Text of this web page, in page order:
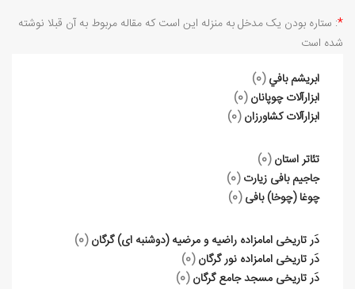
*: ستاره بودن ﯾﮏ ﻣﺪﺧﻞ ﺑﻪ ﻣﻨﺰﻟﻪ اﯾﻦ اﺳﺖ ﮐﻪ ﻣﻘﺎﻟﻪ ﻣﺮﺑﻮط ﺑﻪ آن ﻗﺒﻼ ﻧﻮﺷﺘﻪ
ﺷﺪه اﺳت
ابريشم بافي (0)
ابزارآلات چوپانان (0)
ابزارآلات کشاورزان (0)
تئاتر استان (0)
جاجیم بافی زیارت (0)
چوغا (چوخا) بافی (0)
دَر تاریخی امامزاده راضیه و مرضیه (دوشنبه ای) گرگان (0)
دَر تاریخی امامزاده نور گرگان (0)
دَر تاریخی مسجد جامع گرگان (0)